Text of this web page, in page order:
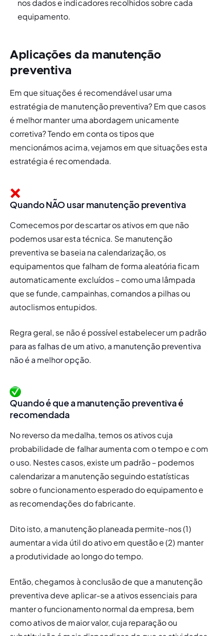
nos dados e indicadores recolhidos sobre cada
equipamento.
Aplicações da manutenção
preventiva
Em que situações é recomendável usar uma
estratégia de manutenção preventiva? Em que casos
é melhor manter uma abordagem unicamente
corretiva? Tendo em conta os tipos que
mencionámos acima, vejamos em que situações esta
estratégia é recomendada.
Quando NÃO usar manutenção preventiva
Comecemos por descartar os ativos em que não
podemos usar esta técnica. Se manutenção
preventiva se baseia na calendarização, os
equipamentos que falham de forma aleatória ficam
automaticamente excluídos – como uma lâmpada
que se funde, campainhas, comandos a pilhas ou
autoclismos entupidos.
Regra geral, se não é possível estabelecer um padrão
para as falhas de um ativo, a manutenção preventiva
não é a melhor opção.
Quando é que a manutenção preventiva é
recomendada
No reverso da medalha, temos os ativos cuja
probabilidade de falhar aumenta com o tempo e com
o uso. Nestes casos, existe um padrão – podemos
calendarizar a manutenção seguindo estatísticas
sobre o funcionamento esperado do equipamento e
as recomendações do fabricante.
Dito isto, a manutenção planeada permite-nos (1)
aumentar a vida útil do ativo em questão e (2) manter
a produtividade ao longo do tempo.
Então, chegamos à conclusão de que a manutenção
preventiva deve aplicar-se a ativos essenciais para
manter o funcionamento normal da empresa, bem
como ativos de maior valor, cuja reparação ou